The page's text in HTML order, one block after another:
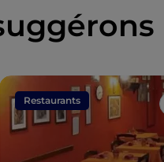
Restaurants